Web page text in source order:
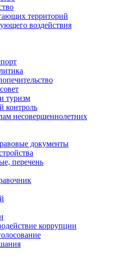
территорий
воздействия
туризм
контроль
несовершеннолетних
документы
перечень
коррупции